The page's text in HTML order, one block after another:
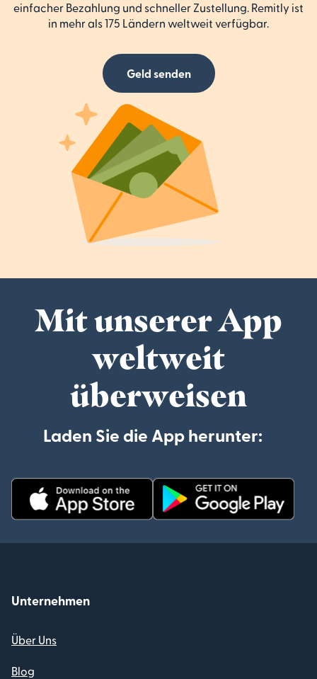
einfacher Bezahlung und schneller Zustellung. Remitly ist
in mehr als 175 Ländern weltweit verfügbar.
Geld senden
Mit unserer App
weltweit
überweisen
Laden Sie die App herunter:
Unternehmen
Über Uns
Blog